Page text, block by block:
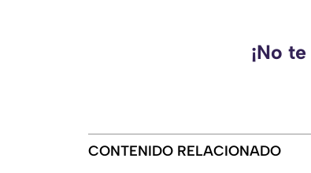
¡No
CONTENIDO RELACIONADO